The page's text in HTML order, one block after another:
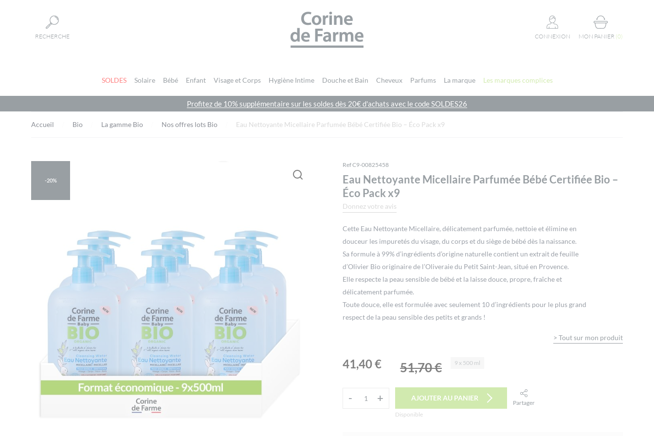
RECHERCHE
CORINE DE FARME SITE OFFICIEL
CONNEXION MON PANIER (0)
SOLDES Solaire Bébé Enfant Visage et Corps Hygiène Intime Douche et Bain Cheveux Parfums La marque Les marques complices
Profitez de 10% supplémentaire sur les soldes dès 20€ d'achats avec le code SOLDES26
Accueil Bio La gamme Bio Nos offres lots Bio Eau Nettoyante Micellaire Parfumée Bébé Certifiée Bio – Éco Pack x9
-20%
Ref C9-00825458
Eau Nettoyante Micellaire Parfumée Bébé Certifiée Bio –
Éco Pack x9
Donnez votre avis
Cette Eau Nettoyante Micellaire, délicatement parfumée, nettoie et élimine en
douceur les impuretés du visage, du corps et du siège de bébé dès la naissance.
Sa formule à 99% d’ingrédients d’origine naturelle contient un extrait de feuille
d’Olivier Bio originaire de l’Oliveraie du Petit Saint-Jean, situé en Provence.
Elle respecte la peau sensible de bébé et la laisse douce, propre, fraîche et
délicatement parfumée.
Toute douce, elle est formulée avec seulement 10 d’ingrédients pour le plus grand
respect de la peau sensible des petits et grands !
> Tout sur mon produit
51,70€
Le
initial
41,40€
actuel
est :
9 x 500 ml
-
quantité
- +
+ AJOUTER AU PANIER
Disponible
Partager